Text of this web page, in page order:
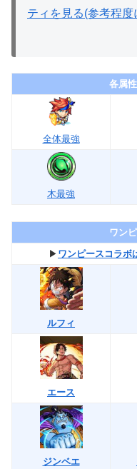
ティを見る(参考程度
各属
全体最強
木最強
ワン
▶︎ ワンピースコラボ
ルフィ
エース
ジンベエ